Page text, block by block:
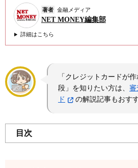
著者 金融メディア
NET MONEY編集部
詳細はこちら
「クレジットカードが
段」を知りたい方は、 審
ド
の解説記事もおす
目次